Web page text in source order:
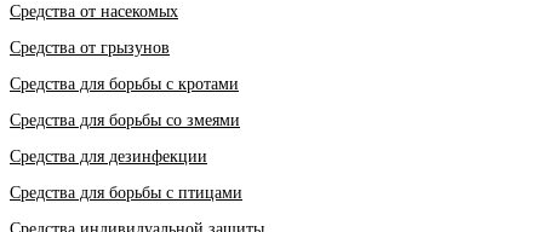
Средства от насекомых
Средства от грызунов
Средства для борьбы с кротами
Средства для борьбы со змеями
Средства для дезинфекции
Средства для борьбы с птицами